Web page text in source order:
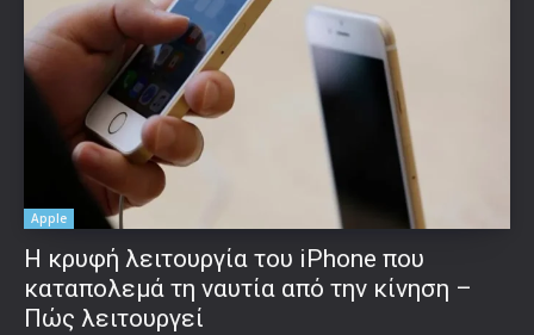
Apple
Η κρυφή λειτουργία του iPhone που
καταπολεμά τη ναυτία από την κίνηση –
Πώς λειτουργεί